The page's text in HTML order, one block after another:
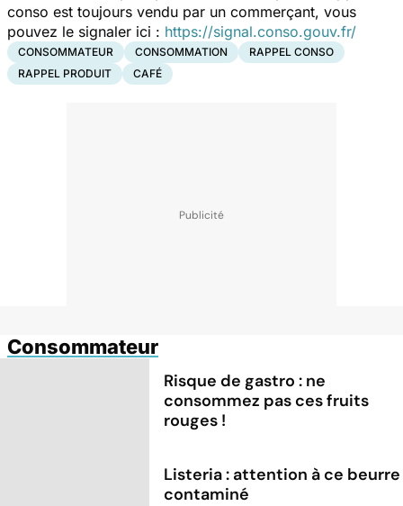
conso est toujours vendu par un commerçant, vous
pouvez le signaler ici : https://signal.conso.gouv.fr/
CONSOMMATEUR CONSOMMATION
RAPPEL CONSO
RAPPEL PRODUIT
CAFÉ
Consommateur
Risque de gastro : ne
consommez pas ces fruits
rouges !
Listeria : attention à ce beurre
contaminé